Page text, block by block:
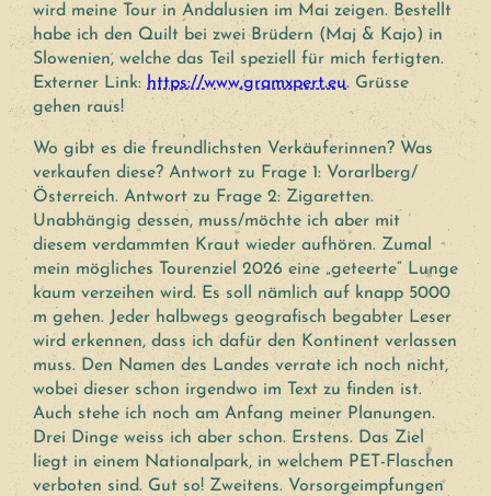
wird meine Tour in Andalusien im Mai zeigen. Bestellt
habe ich den Quilt bei zwei Brüdern (Maj & Kajo) in
Slowenien, welche das Teil speziell für mich fertigten.
Externer Link: https://www.gramxpert.eu. Grüsse
gehen raus!
Wo gibt es die freundlichsten Verkäuferinnen? Was
verkaufen diese? Antwort zu Frage 1: Vorarlberg/
Österreich. Antwort zu Frage 2: Zigaretten.
Unabhängig dessen, muss/möchte ich aber mit
diesem verdammten Kraut wieder aufhören. Zumal
mein mögliches Tourenziel 2026 eine „geteerte“ Lunge
kaum verzeihen wird. Es soll nämlich auf knapp 5000
m gehen. Jeder halbwegs geografisch begabter Leser
wird erkennen, dass ich dafür den Kontinent verlassen
muss. Den Namen des Landes verrate ich noch nicht,
wobei dieser schon irgendwo im Text zu finden ist.
Auch stehe ich noch am Anfang meiner Planungen.
Drei Dinge weiss ich aber schon. Erstens. Das Ziel
liegt in einem Nationalpark, in welchem PET-Flaschen
verboten sind. Gut so! Zweitens. Vorsorgeimpfungen